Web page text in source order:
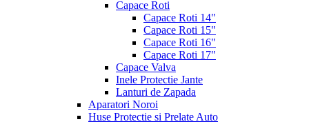
Capace Roti
Capace Roti 14"
Capace Roti 15"
Capace Roti 16"
Capace Roti 17"
Capace Valva
Inele Protectie Jante
Lanturi de Zapada
Aparatori Noroi
Huse Protectie si Prelate Auto